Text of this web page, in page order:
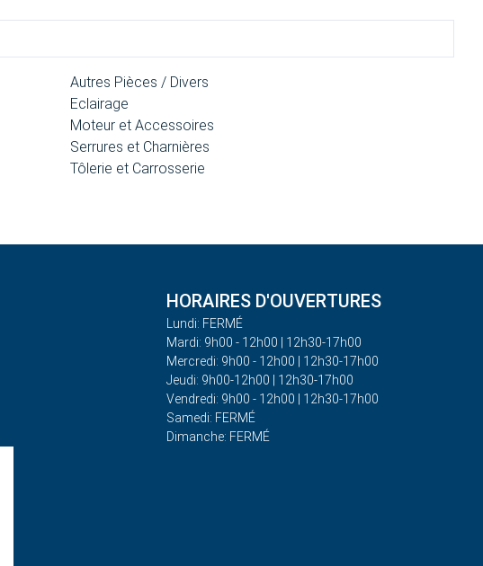
Autres Pièces / Divers
Eclairage
Moteur et Accessoires
Serrures et Charnières
Tôlerie et Carrosserie
HORAIRES D'OUVERTURES
Lundi: FERMÉ
Mardi: 9h00 - 12h00 | 12h30-17h00
Mercredi: 9h00 - 12h00 | 12h30-17h00
Jeudi: 9h00-12h00 | 12h30-17h00
Vendredi: 9h00 - 12h00 | 12h30-17h00
Samedi: FERMÉ
Dimanche: FERMÉ